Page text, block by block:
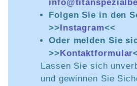
Folgen Sie in den
>> Instagram<<
Oder melden Sie
>> Kontaktformular
Lassen Sie sich
und gewinnen Sie